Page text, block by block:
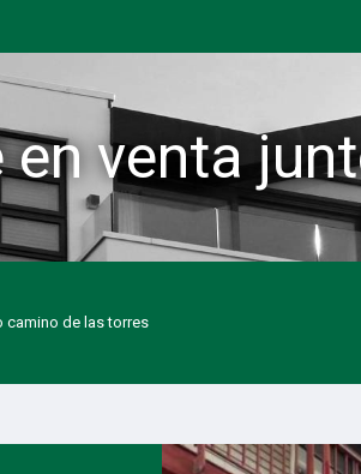
en venta
camino de las torres